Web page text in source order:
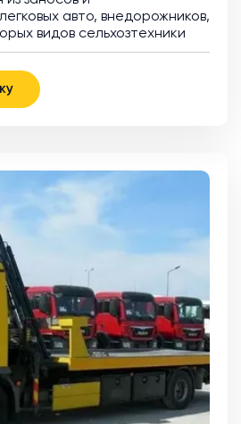
авто, внедорожников,
видов сельхозтехники